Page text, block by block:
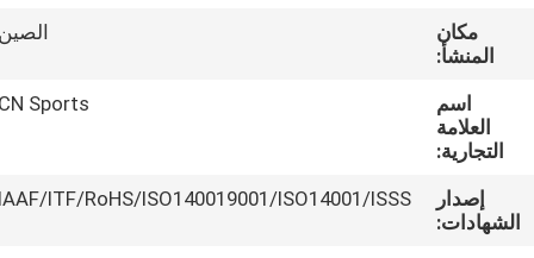
معلومات
عنا
جولة
المعمل
مكان
المنشأ:
الصين
اسم
العلامة
التجارية:
CN Sports
إصدار
IAAF/ITF/RoHS/ISO140019001/ISO14001/ISSS